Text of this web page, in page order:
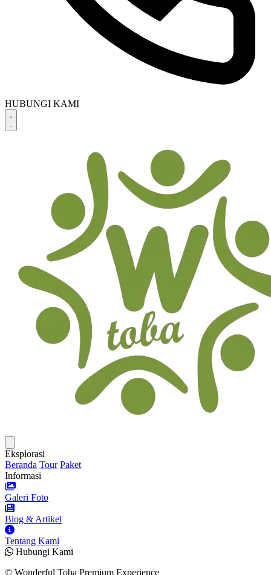
HUBUNGI KAMI
Eksplorasi
Beranda Tour Paket
Informasi
Galeri Foto
Blog & Artikel
Tentang Kami
Hubungi Kami
© Wonderful Toba Premium Experience